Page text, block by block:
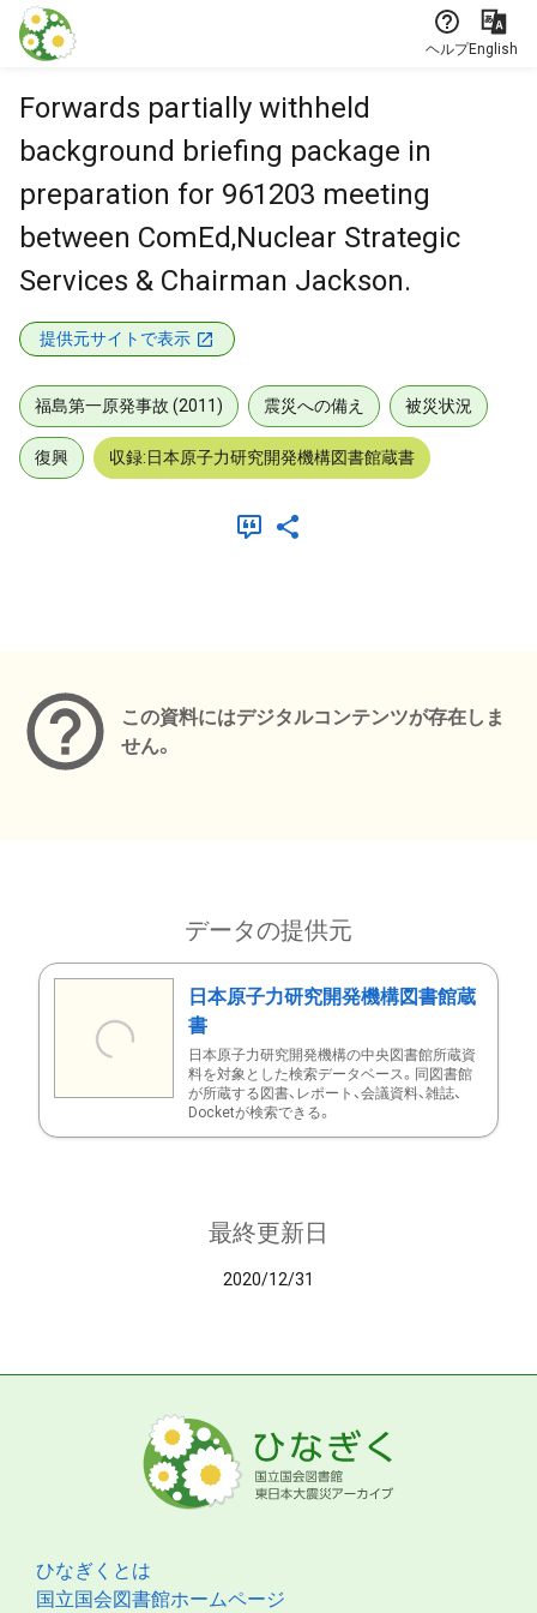
本文に飛ぶ
ヘルプEnglish
Forwards partially withheld
background briefing package in
preparation for 961203 meeting
between ComEd,Nuclear Strategic
Services & Chairman Jackson.
提供元サイトで表示
福島第一原発事故 (2011) 震災への備え 被災状況
復興 収録:日本原子力研究開発機構図書館蔵書
この資料にはデジタルコンテンツが存在しま
せん。
データの提供元
日本原子力研究開発機構図書館蔵
書
日本原子力研究開発機構の中央図書館所蔵資
料を対象とした検索データベース。同図書館
が所蔵する図書、レポート、会議資料、雑誌、
Docketが検索できる。
最終更新日
2020/12/31
ひなぎくとは
国立国会図書館ホームページ